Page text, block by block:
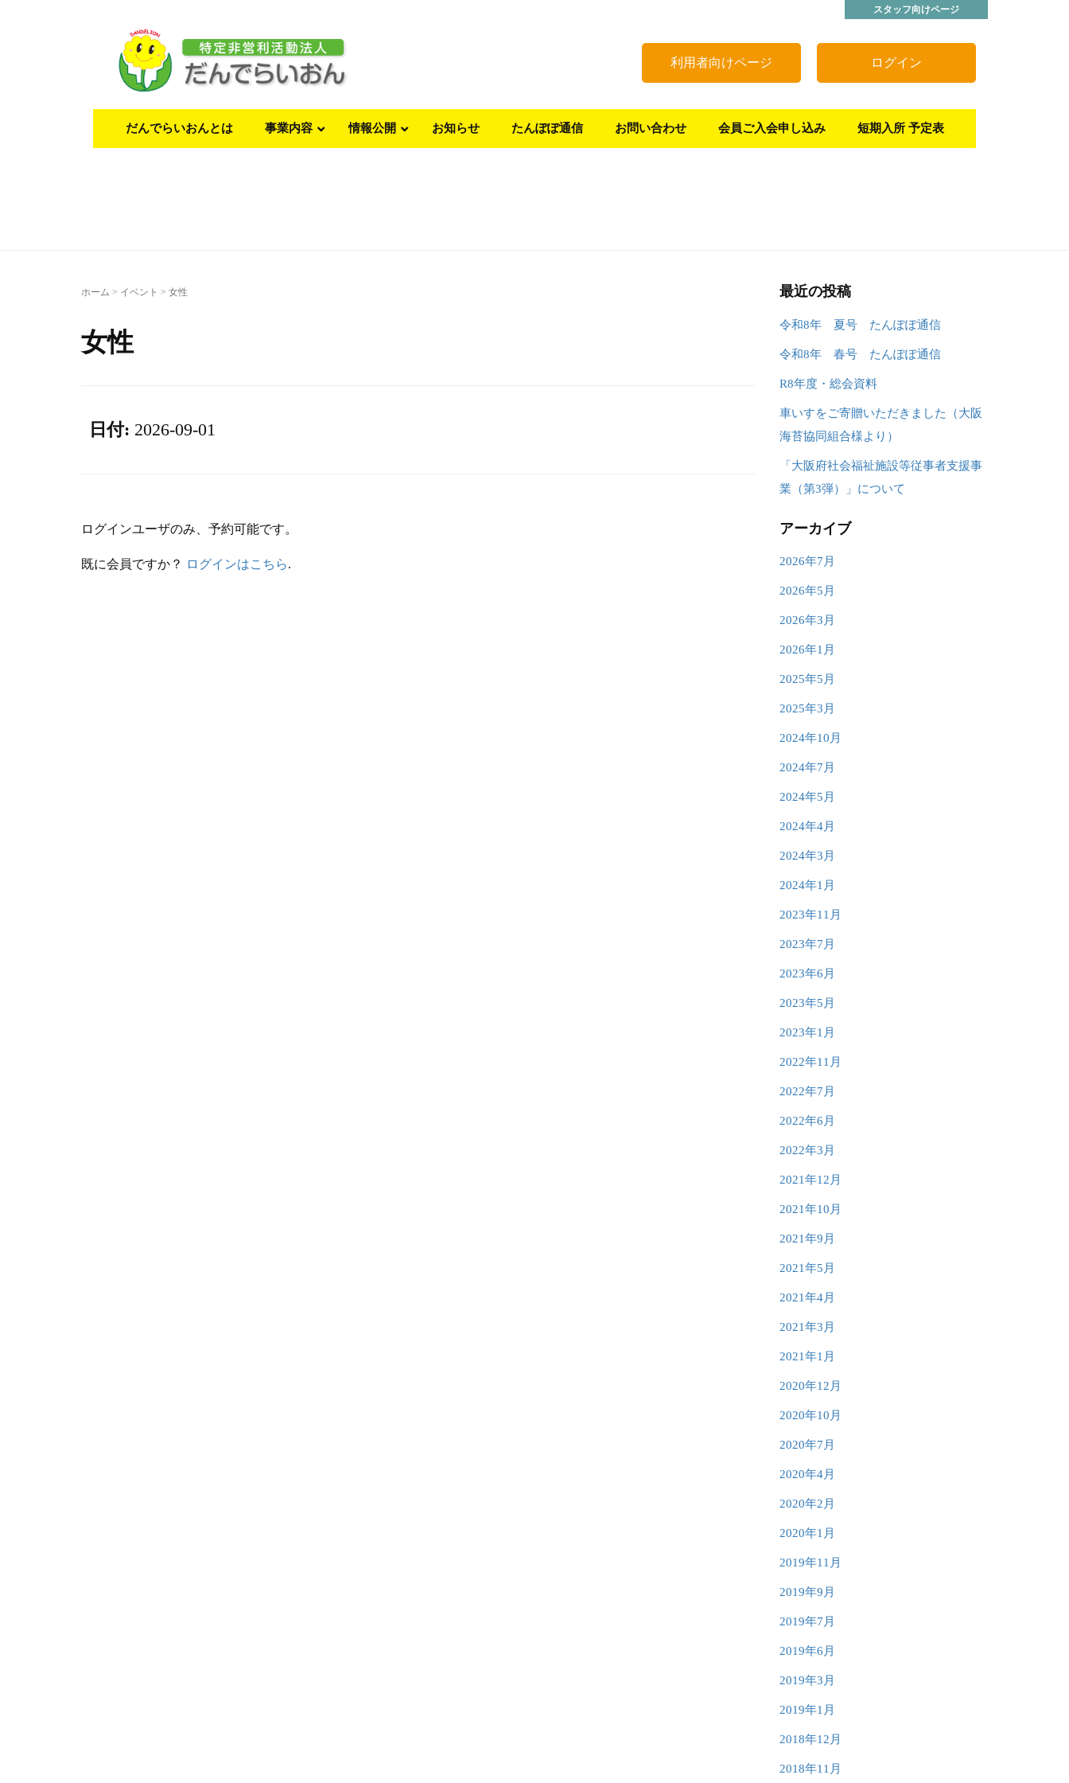
スタッフ向けページ
ログイン
利用者向けページ
だんでらいおんとは 事業内容 情報公開 お知らせ たんぽぽ通信 お問い合わせ 会員ご入会申し込み 短期入所 予定表
ホーム > イベント > 女性
女性
日付: 2026-09-01
ログインユーザのみ、予約可能です。
既に会員ですか？ ログインはこちら.
最近の投稿
令和8年 夏号 たんぽぽ通信
令和8年 春号 たんぽぽ通信
R8年度・総会資料
車いすをご寄贈いただきました（大阪
海苔協同組合様より）
「大阪府社会福祉施設等従事者支援事
業（第3弾）」について
アーカイブ
2026年7月
2026年5月
2026年3月
2026年1月
2025年5月
2025年3月
2024年10月
2024年7月
2024年5月
2024年4月
2024年3月
2024年1月
2023年11月
2023年7月
2023年6月
2023年5月
2023年1月
2022年11月
2022年7月
2022年6月
2022年3月
2021年12月
2021年10月
2021年9月
2021年5月
2021年4月
2021年3月
2021年1月
2020年12月
2020年10月
2020年7月
2020年4月
2020年2月
2020年1月
2019年11月
2019年9月
2019年7月
2019年6月
2019年3月
2019年1月
2018年12月
2018年11月